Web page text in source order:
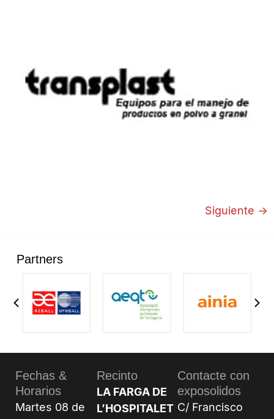
Siguiente →
Partners
Fechas &
Horarios
Martes 08 de
Recinto
LA FARGA DE
L’HOSPITALET
Contacte con
exposolidos
C/ Francisco